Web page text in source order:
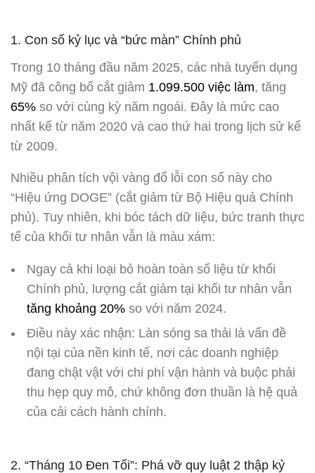
1. Con số kỷ lục và “bức màn” Chính phủ
Trong 10 tháng đầu năm 2025, các nhà tuyển dụng
Mỹ đã công bố cắt giảm 1.099.500 việc làm, tăng
65% so với cùng kỳ năm ngoái. Đây là mức cao
nhất kể từ năm 2020 và cao thứ hai trong lịch sử kể
từ 2009.
Nhiều phân tích vội vàng đổ lỗi con số này cho
“Hiệu ứng DOGE” (cắt giảm từ Bộ Hiệu quả Chính
phủ). Tuy nhiên, khi bóc tách dữ liệu, bức tranh thực
tế của khối tư nhân vẫn là màu xám:
Ngay cả khi loại bỏ hoàn toàn số liệu từ khối
Chính phủ, lượng cắt giảm tại khối tư nhân vẫn
tăng khoảng 20%so với năm 2024.
Điều này xác nhận: Làn sóng sa thải là vấn đề
nội tại của nền kinh tế, nơi các doanh nghiệp
đang chật vật với chi phí vận hành và buộc phải
thu hẹp quy mô, chứ không đơn thuần là hệ quả
của cải cách hành chính.
2. “Tháng 10 Đen Tối”: Phá vỡ quy luật 2 thập kỷ